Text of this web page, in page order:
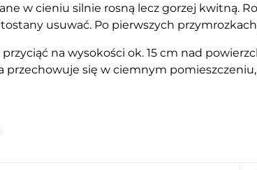
w cieniu silnie rosną lecz gorzej kwitną.
usuwać. Po pierwszych
na wysokości ok. 15 cm nad
przechowuje się w ciemnym